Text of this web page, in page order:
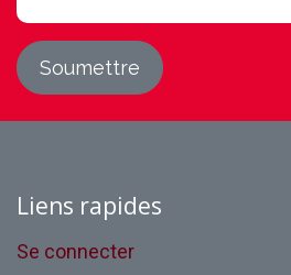
Soumettre
Liens rapides
Se connecter